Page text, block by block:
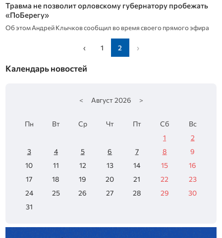
Травма не позволит орловскому губернатору пробежать
«ПоБерегу»
Об этом Андрей Клычков сообщил во время своего прямого эфира
‹ 1 2 ›
Календарь новостей
< Август 2026 >
Пн Вт Ср Чт Пт Сб
Вс
1
2
3
4 5 6 7 8
9
10
11 12 13 14 15
16
17
18 19 20 21 22
23
24
25 26 27 28 29
30
31